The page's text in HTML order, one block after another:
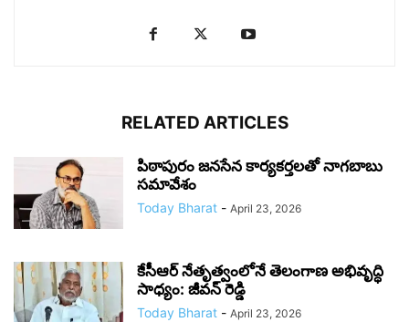
RELATED ARTICLES
పిఠాపురం జనసేన కార్యకర్తలతో నాగబాబు
సమావేశం
Today Bharat - April 23, 2026
కేసీఆర్ నేతృత్వంలోనే తెలంగాణ అభివృద్ధి
సాధ్యం: జీవన్ రెడ్డి
Today Bharat - April 23, 2026